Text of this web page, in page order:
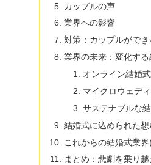
カップルの声
業界への影響
対策：カップルができ
業界の未来：変化す
オンライン結婚
マイクロウェデ
サステナブルな
結婚式に込められた想
これからの結婚式業
まとめ：悲劇を乗り越